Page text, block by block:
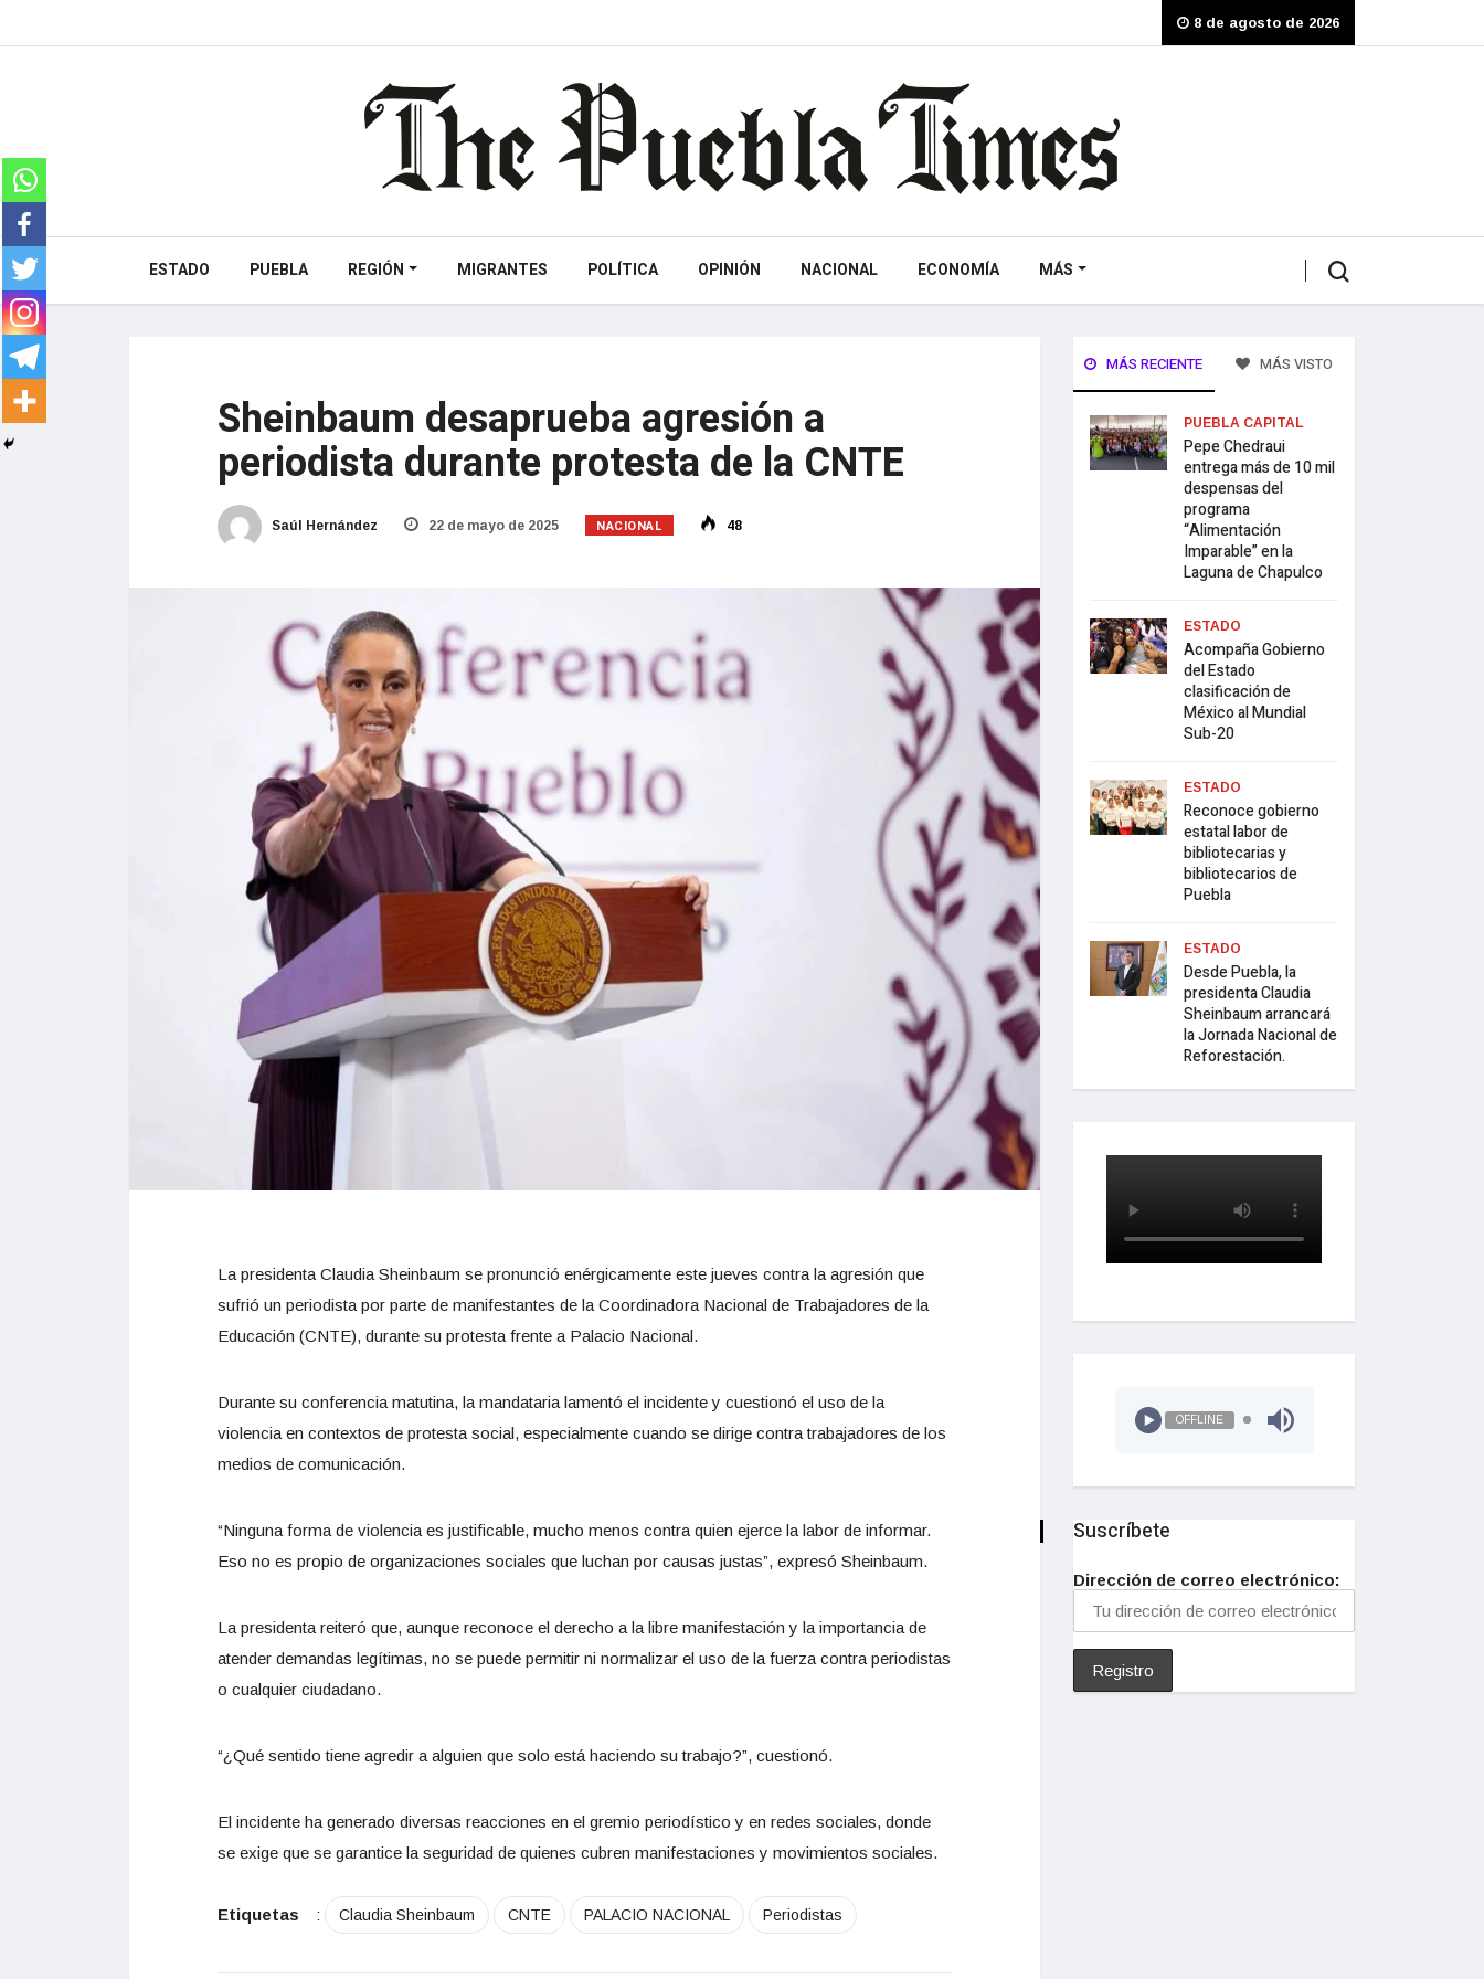
8 de agosto de 2026
ESTADO PUEBLA REGIÓN MIGRANTES POLÍTICA OPINIÓN NACIONAL ECONOMÍA MÁS
Sheinbaum desaprueba agresión a
periodista durante protesta de la CNTE
Saúl Hernández 22 de mayo de 2025 NACIONAL 48
La presidenta Claudia Sheinbaum se pronunció enérgicamente este jueves contra la agresión que
sufrió un periodista por parte de manifestantes de la Coordinadora Nacional de Trabajadores de la
Educación (CNTE), durante su protesta frente a Palacio Nacional.
Durante su conferencia matutina, la mandataria lamentó el incidente y cuestionó el uso de la
violencia en contextos de protesta social, especialmente cuando se dirige contra trabajadores de los
medios de comunicación.
“Ninguna forma de violencia es justificable, mucho menos contra quien ejerce la labor de informar.
Eso no es propio de organizaciones sociales que luchan por causas justas”, expresó Sheinbaum.
La presidenta reiteró que, aunque reconoce el derecho a la libre manifestación y la importancia de
atender demandas legítimas, no se puede permitir ni normalizar el uso de la fuerza contra periodistas
o cualquier ciudadano.
“¿Qué sentido tiene agredir a alguien que solo está haciendo su trabajo?”, cuestionó.
El incidente ha generado diversas reacciones en el gremio periodístico y en redes sociales, donde
se exige que se garantice la seguridad de quienes cubren manifestaciones y movimientos sociales.
Etiquetas : Claudia Sheinbaum CNTE PALACIO NACIONAL Periodistas
MÁS RECIENTE MÁS VISTO
PUEBLA CAPITAL
Pepe Chedraui
entrega más de 10 mil
despensas del
programa
“Alimentación
Imparable” en la
Laguna de Chapulco
ESTADO
Acompaña Gobierno
del Estado
clasificación de
México al Mundial
Sub-20
ESTADO
Reconoce gobierno
estatal labor de
bibliotecarias y
bibliotecarios de
Puebla
ESTADO
Desde Puebla, la
presidenta Claudia
Sheinbaum arrancará
la Jornada Nacional de
Reforestación.
OFFLINE
Suscríbete
Dirección de correo electrónico: